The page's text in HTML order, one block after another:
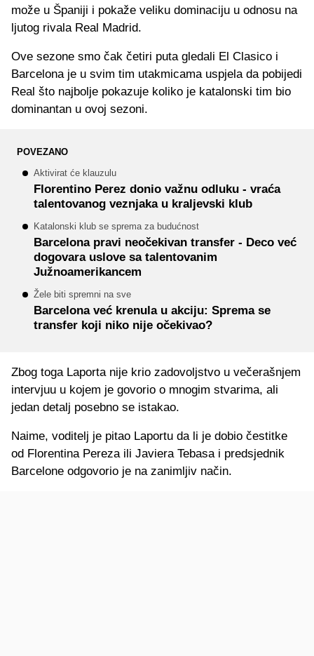
može u Španiji i pokaže veliku dominaciju u odnosu na
ljutog rivala Real Madrid.
Ove sezone smo čak četiri puta gledali El Clasico i
Barcelona je u svim tim utakmicama uspjela da pobijedi
Real što najbolje pokazuje koliko je katalonski tim bio
dominantan u ovoj sezoni.
POVEZANO
Aktivirat će klauzulu
Florentino Perez donio važnu odluku - vraća
talentovanog veznjaka u kraljevski klub
Katalonski klub se sprema za budućnost
Barcelona pravi neočekivan transfer - Deco već
dogovara uslove sa talentovanim
Južnoamerikancem
Žele biti spremni na sve
Barcelona već krenula u akciju: Sprema se
transfer koji niko nije očekivao?
Zbog toga Laporta nije krio zadovoljstvo u večerašnjem
intervjuu u kojem je govorio o mnogim stvarima, ali
jedan detalj posebno se istakao.
Naime, voditelj je pitao Laportu da li je dobio čestitke
od Florentina Pereza ili Javiera Tebasa i predsjednik
Barcelone odgovorio je na zanimljiv način.